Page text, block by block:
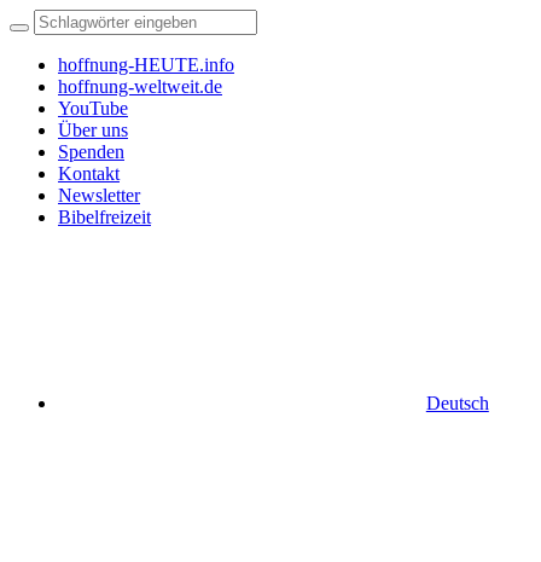
hoffnung-HEUTE.info
hoffnung-weltweit.de
YouTube
Über uns
Spenden
Kontakt
Newsletter
Bibelfreizeit
Deutsch